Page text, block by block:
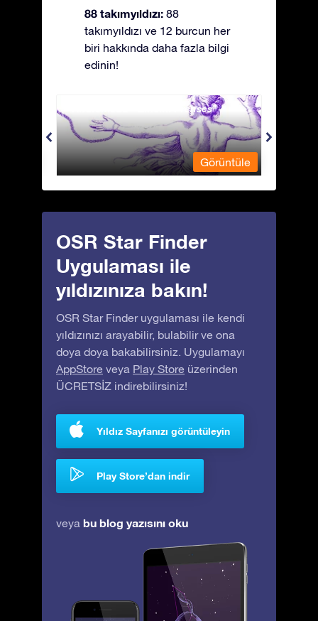
88 takımyıldızı: 88
takımyıldızı ve 12 burcun her
biri hakkında daha fazla bilgi
edinin!
Andromeda - Zincirli Prenses
Görüntüle
OSR Star Finder
Uygulaması ile
yıldızınıza bakın!
OSR Star Finder uygulaması ile kendi
yıldızınızı arayabilir, bulabilir ve ona
doya doya bakabilirsiniz. Uygulamayı
AppStore veya Play Store üzerinden
ÜCRETSİZ indirebilirsiniz!
Yıldız Sayfanızı görüntüleyin
Play Store’dan indir
veya bu blog yazısını oku